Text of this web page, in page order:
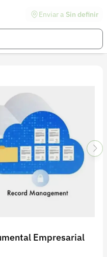
Enviar a Sin definir
Empresarial